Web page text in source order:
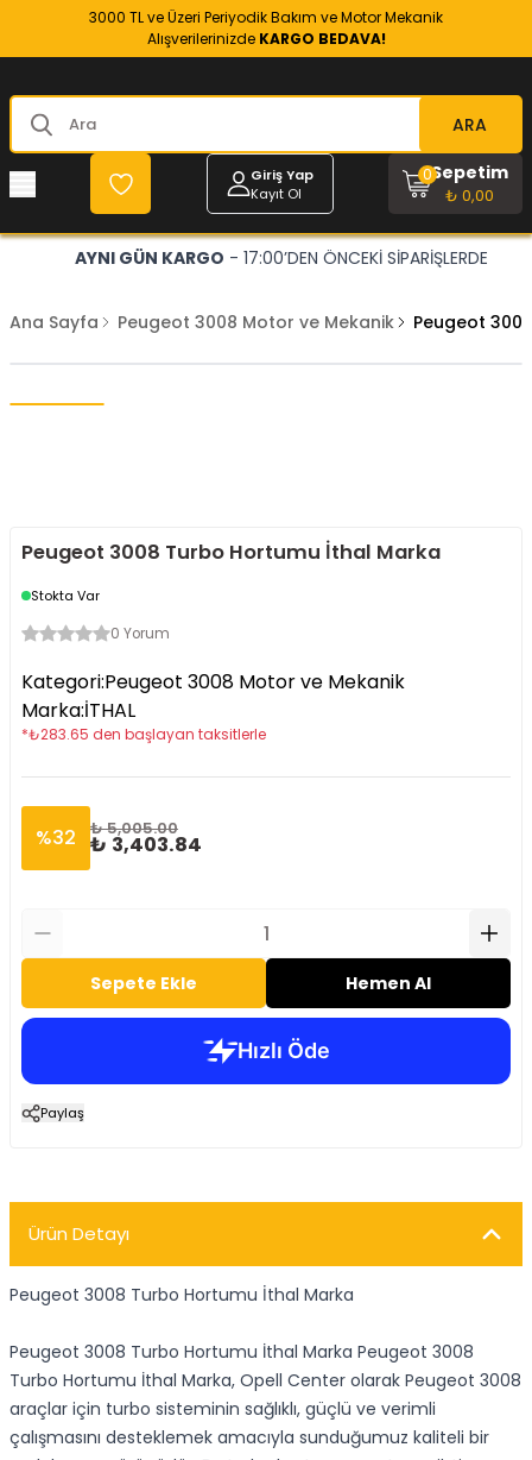
3000 TL ve Üzeri Periyodik Bakım ve Motor Mekanik
Alışverilerinizde KARGO BEDAVA!
ARA
Giriş Yap
Kayıt Ol
Sepetim
₺ 0,00
0
AYNI GÜN KARGO - 17:00’DEN ÖNCEKİ SİPARİŞLERDE
Ana Sayfa Peugeot 3008 Motor ve Mekanik Peugeot
Peugeot 3008 Turbo Hortumu İthal Marka
Stokta Var
0 Yorum
Kategori:Peugeot 3008 Motor ve Mekanik
Marka:İTHAL
*₺283.65 den başlayan taksitlerle
%32 ₺ 5,005.00
₺ 3,403.84
Sepete Ekle Hemen Al
Paylaş
Ürün Detayı
Peugeot 3008 Turbo Hortumu İthal Marka
Peugeot 3008 Turbo Hortumu İthal Marka Peugeot 3008
Turbo Hortumu İthal Marka, Opell Center olarak Peugeot 3008
araçlar için turbo sisteminin sağlıklı, güçlü ve verimli
çalışmasını desteklemek amacıyla sunduğumuz kaliteli bir